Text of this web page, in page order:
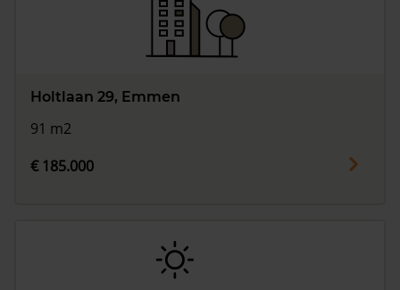
Holtlaan 29, Emmen
91 m2
€ 185.000